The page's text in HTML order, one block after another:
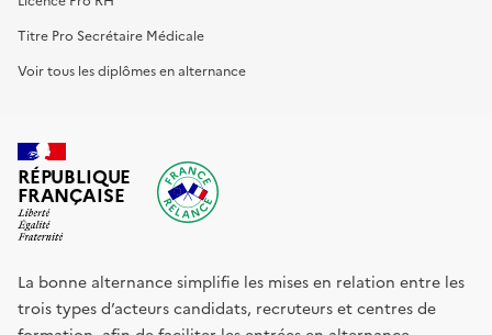
Titre Pro Secrétaire Médicale
Voir tous les diplômes en alternance
RÉPUBLIQUE
FRANÇAISE
La bonne alternance simplifie les mises en relation entre les
trois types d’acteurs candidats, recruteurs et centres de